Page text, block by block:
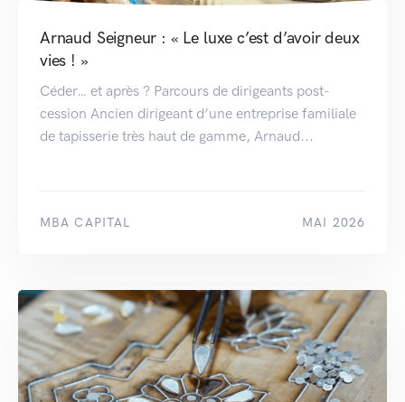
Arnaud Seigneur : « Le luxe c’est d’avoir deux
vies ! »
Céder… et après ? Parcours de dirigeants post-
cession Ancien dirigeant d’une entreprise familiale
de tapisserie très haut de gamme, Arnaud...
MBA CAPITAL MAI 2026